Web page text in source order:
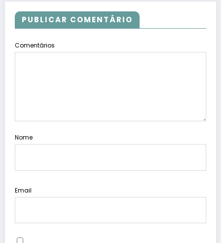
PUBLICAR COMENTÁRIO
Comentários
Nome
Email